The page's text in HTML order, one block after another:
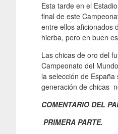
Esta tarde en el
final de este
entre ellos aficionados
hierba, pero en buen
Las chicas de oro del
Campeonato del
la selección de
generación de chicas
COMENTARIO DEL
PRIMERA PARTE.